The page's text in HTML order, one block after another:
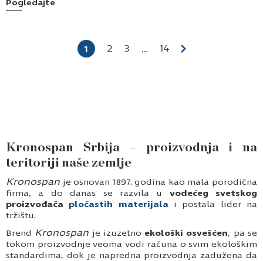
Pogledajte
1 2 3 … 14
Kronospan Srbija – proizvodnja i na
teritoriji naše zemlje
Kronospan je osnovan 1897. godina kao mala porodična
firma, a do danas se razvila u vodećeg svetskog
proizvođača pločastih materijalai postala lider na
tržištu.
Brend Kronospan je izuzetno ekološki osvešćen, pa se
tokom proizvodnje veoma vodi računa o svim ekološkim
standardima, dok je napredna proizvodnja zadužena da